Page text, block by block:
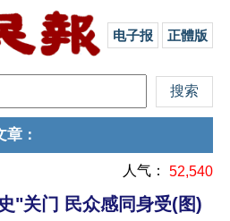
电子报 正體版
章 ：
人气： 52,540
"关门 民众感同身受(图)